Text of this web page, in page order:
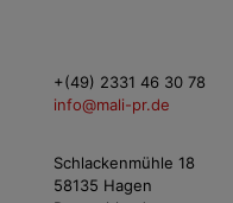
+(49) 2331 46 30 78
info@mali-pr.de
Schlackenmühle 18
58135 Hagen